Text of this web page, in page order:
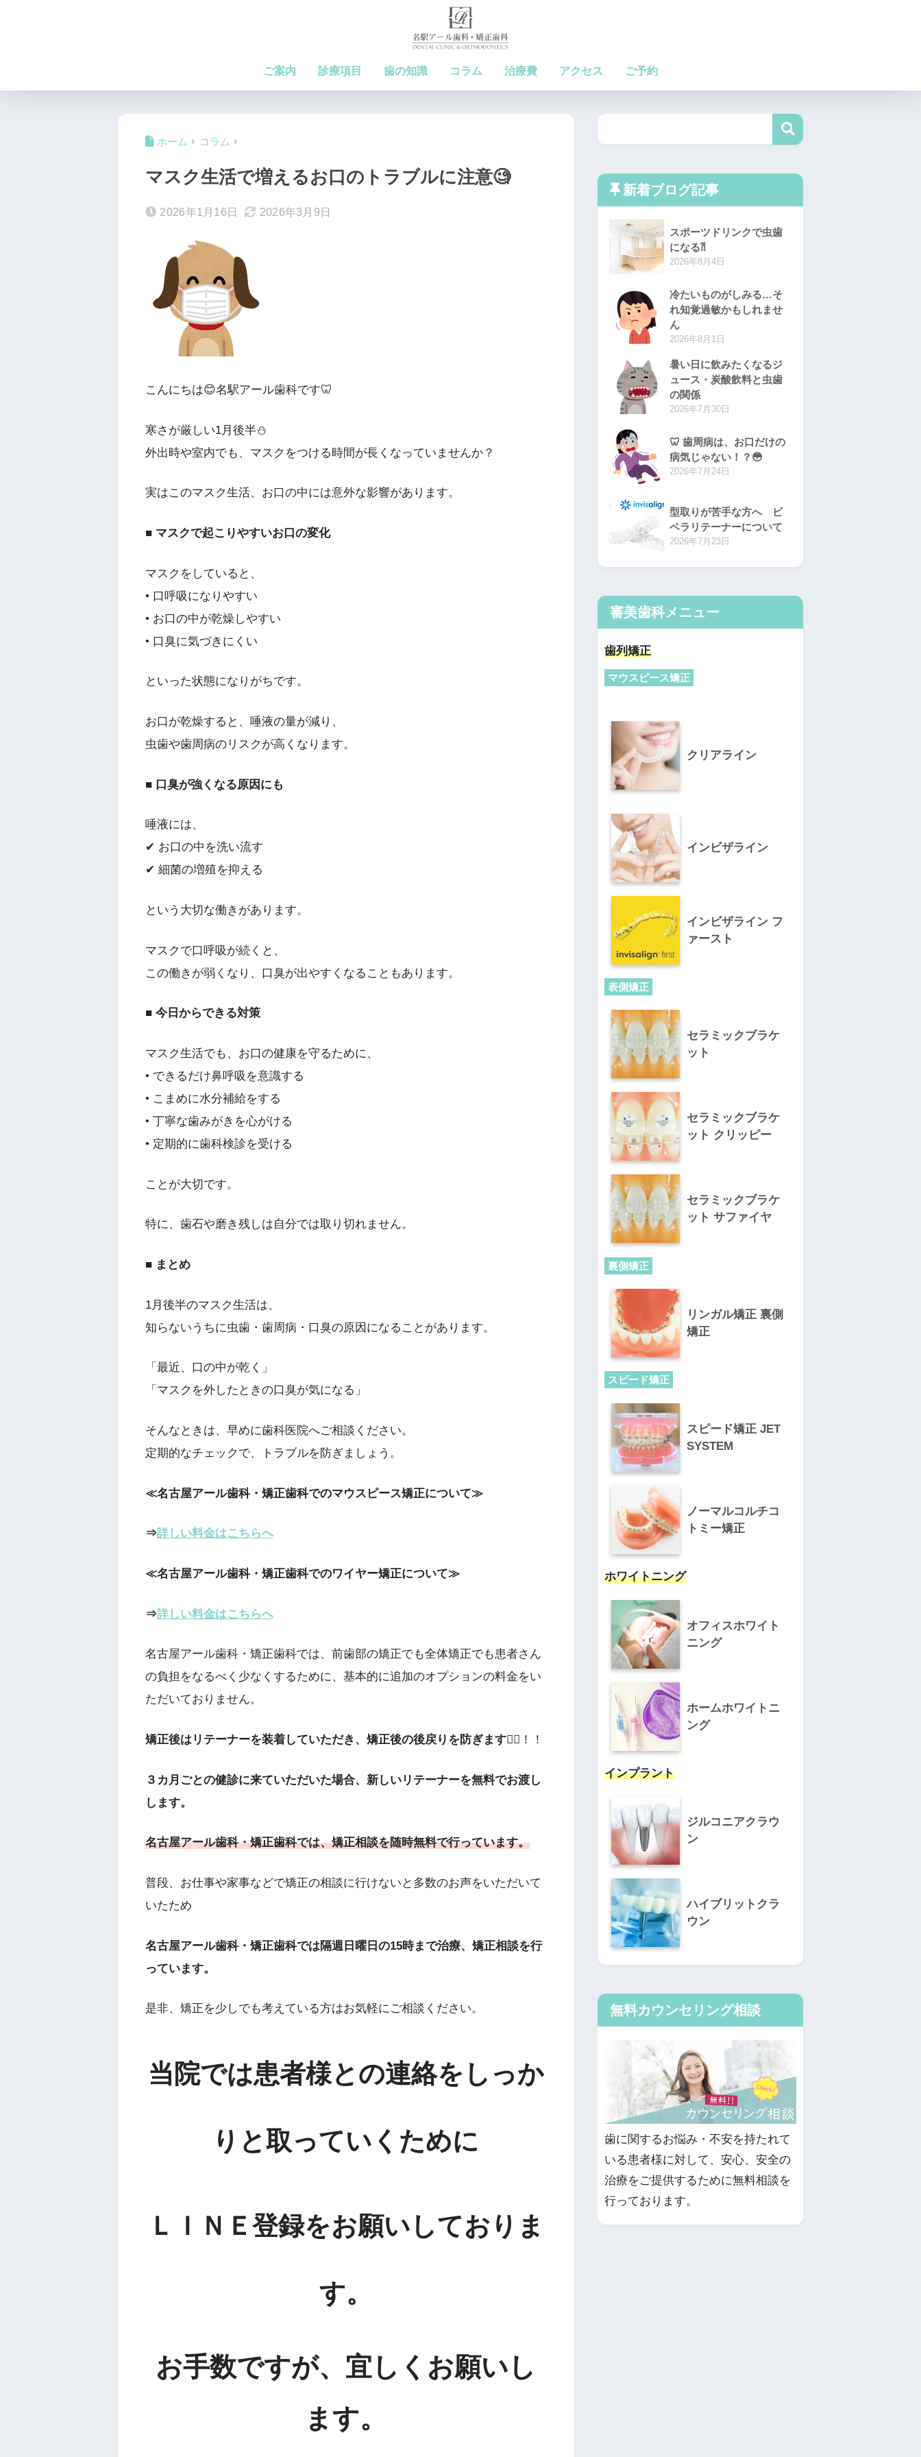
ご案内 診療項目 歯の知識 コラム 治療費 アクセス ご予約
ホーム コラム
マスク生活で増えるお口のトラブルに注意🧐
2026年1月16日 2026年3月9日
こんにちは😊名駅アール歯科です🦷
寒さが厳しい1月後半⛄
外出時や室内でも、マスクをつける時間が長くなっていませんか？
実はこのマスク生活、お口の中には意外な影響があります。
■ マスクで起こりやすいお口の変化
マスクをしていると、
• 口呼吸になりやすい
• お口の中が乾燥しやすい
• 口臭に気づきにくい
といった状態になりがちです。
お口が乾燥すると、唾液の量が減り、
虫歯や歯周病のリスクが高くなります。
■ 口臭が強くなる原因にも
唾液には、
✔ お口の中を洗い流す
✔ 細菌の増殖を抑える
という大切な働きがあります。
マスクで口呼吸が続くと、
この働きが弱くなり、口臭が出やすくなることもあります。
■ 今日からできる対策
マスク生活でも、お口の健康を守るために、
• できるだけ鼻呼吸を意識する
• こまめに水分補給をする
• 丁寧な歯みがきを心がける
• 定期的に歯科検診を受ける
ことが大切です。
特に、歯石や磨き残しは自分では取り切れません。
■ まとめ
1月後半のマスク生活は、
知らないうちに虫歯・歯周病・口臭の原因になることがあります。
「最近、口の中が乾く」
「マスクを外したときの口臭が気になる」
そんなときは、早めに歯科医院へご相談ください。
定期的なチェックで、トラブルを防ぎましょう。
≪名古屋アール歯科・矯正歯科でのマウスピース矯正について≫
⇒詳しい料金はこちらへ
≪名古屋アール歯科・矯正歯科でのワイヤー矯正について≫
⇒詳しい料金はこちらへ
名古屋アール歯科・矯正歯科では、前歯部の矯正でも全体矯正でも患者さん
の負担をなるべく少なくするために、基本的に追加のオプションの料金をい
ただいておりません。
矯正後はリテーナーを装着していただき、矯正後の後戻りを防ぎます😶‍🌫️！！
３カ月ごとの健診に来ていただいた場合、新しいリテーナーを無料でお渡し
します。
名古屋アール歯科・矯正歯科では、矯正相談を随時無料で行っています。
普段、お仕事や家事などで矯正の相談に行けないと多数のお声をいただいて
いたため
名古屋アール歯科・矯正歯科では隔週日曜日の15時まで治療、矯正相談を行
っています。
是非、矯正を少しでも考えている方はお気軽にご相談ください。
当院では患者様との連絡をしっか
りと取っていくために
ＬＩＮＥ登録をお願いしておりま
す。
お手数ですが、宜しくお願いし
ます。
新着ブログ記事
スポーツドリンクで虫歯
になる⁈
2026年8月4日
冷たいものがしみる…そ
れ知覚過敏かもしれませ
ん
2026年8月1日
暑い日に飲みたくなるジ
ュース・炭酸飲料と虫歯
の関係
2026年7月30日
🦷 歯周病は、お口だけの
病気じゃない！？😳
2026年7月24日
型取りが苦手な方へ ビ
ベラリテーナーについて
2026年7月23日
審美歯科メニュー
歯列矯正
マウスピース矯正
クリアライン
インビザライン
インビザライン フ
ァースト
表側矯正
セラミックブラケ
ット
セラミックブラケ
ット クリッピー
セラミックブラケ
ット サファイヤ
裏側矯正
リンガル矯正 裏側
矯正
スピード矯正
スピード矯正 JET
SYSTEM
ノーマルコルチコ
トミー矯正
ホワイトニング
オフィスホワイト
ニング
ホームホワイトニ
ング
インプラント
ジルコニアクラウ
ン
ハイブリットクラ
ウン
無料カウンセリング相談
歯に関するお悩み・不安を持たれて
いる患者様に対して、安心、安全の
治療をご提供するために無料相談を
行っております。